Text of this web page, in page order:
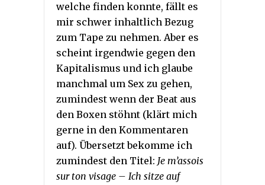
welche finden konnte, fällt es
mir schwer inhaltlich Bezug
zum Tape zu nehmen. Aber es
scheint irgendwie gegen den
Kapitalismus und ich glaube
manchmal um Sex zu gehen,
zumindest wenn der Beat aus
den Boxen stöhnt (klärt mich
gerne in den Kommentaren
auf). Übersetzt bekomme ich
zumindest den Titel: Je m’assois
sur ton visage – Ich sitze auf